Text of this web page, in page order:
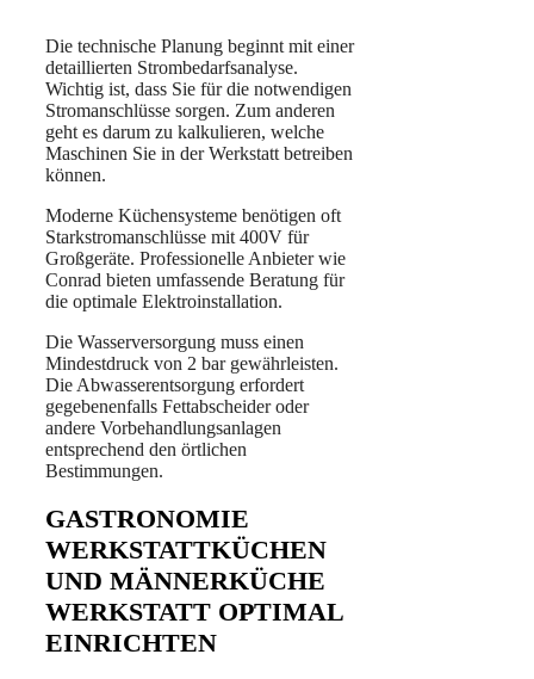
Die technische Planung beginnt mit einer
detaillierten Strombedarfsanalyse.
Wichtig ist, dass Sie für die notwendigen
Stromanschlüsse sorgen. Zum anderen
geht es darum zu kalkulieren, welche
Maschinen Sie in der Werkstatt betreiben
können.
Moderne Küchensysteme benötigen oft
Starkstromanschlüsse mit 400V für
Großgeräte. Professionelle Anbieter wie
Conrad bieten umfassende Beratung für
die optimale Elektroinstallation.
Die Wasserversorgung muss einen
Mindestdruck von 2 bar gewährleisten.
Die Abwasserentsorgung erfordert
gegebenenfalls Fettabscheider oder
andere Vorbehandlungsanlagen
entsprechend den örtlichen
Bestimmungen.
GASTRONOMIE
WERKSTATTKÜCHEN
UND MÄNNERKÜCHE
WERKSTATT OPTIMAL
EINRICHTEN